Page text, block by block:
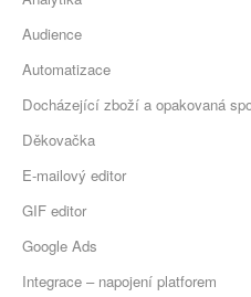
Audience
Automatizace
Docházející zboží a opakovaná
Děkovačka
E-mailový editor
GIF editor
Google Ads
Integrace – napojení platforem